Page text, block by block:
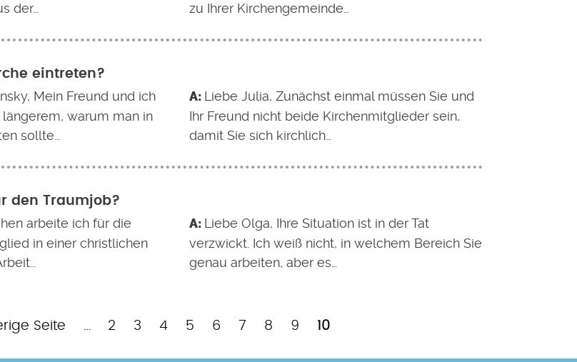
der…
zu Ihrer Kirchengemeinde…
eintreten?
Mein Freund und ich
warum man in
sollte…
Liebe Julia, Zunächst einmal müssen Sie und
Ihr Freund nicht beide Kirchenmitglieder sein,
damit Sie sich kirchlich…
den Traumjob?
arbeite ich für die
in einer christlichen
Liebe Olga, Ihre Situation ist in der Tat
verzwickt. Ich weiß nicht, in welchem Bereich Sie
genau arbeiten, aber es…
Seite Page
2 Page
3 Page
4 Page
5 Page
6 Page
7 Page
8 Page
9
Aktuelle
10